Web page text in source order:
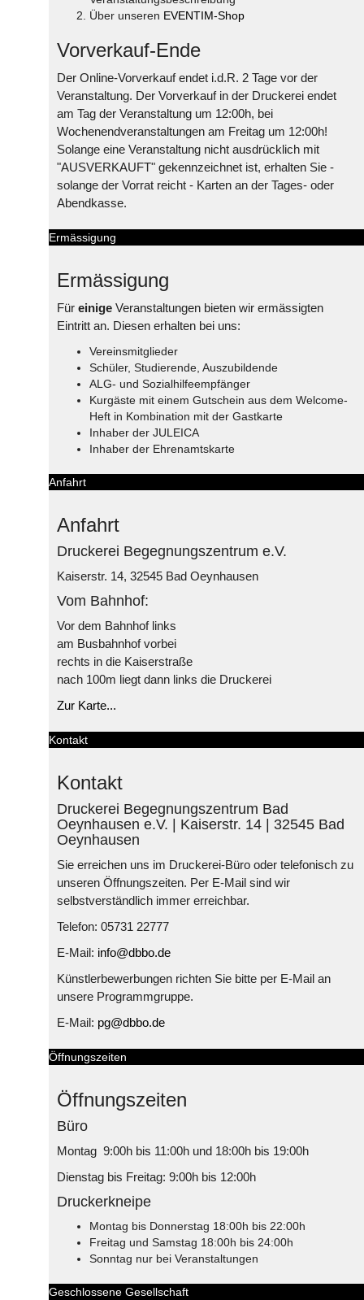
Über unseren EVENTIM-Shop
Vorverkauf-Ende
Der Online-Vorverkauf endet i.d.R. 2 Tage vor der
Veranstaltung. Der Vorverkauf in der Druckerei endet
am Tag der Veranstaltung um 12:00h, bei
Wochenendveranstaltungen am Freitag um 12:00h!
Solange eine Veranstaltung nicht ausdrücklich mit
"AUSVERKAUFT" gekennzeichnet ist, erhalten Sie -
solange der Vorrat reicht - Karten an der Tages- oder
Abendkasse.
Ermässigung
Ermässigung
Für einige Veranstaltungen bieten wir ermässigten
Eintritt an. Diesen erhalten bei uns:
Vereinsmitglieder
Schüler, Studierende, Auszubildende
ALG- und Sozialhilfeempfänger
Kurgäste mit einem Gutschein aus dem Welcome-
Heft in Kombination mit der Gastkarte
Inhaber der JULEICA
Inhaber der Ehrenamtskarte
Anfahrt
Anfahrt
Druckerei Begegnungszentrum e.V.
Kaiserstr. 14, 32545 Bad Oeynhausen
Vom Bahnhof:
Vor dem Bahnhof links
am Busbahnhof vorbei
rechts in die Kaiserstraße
nach 100m liegt dann links die Druckerei
Zur Karte...
Kontakt
Kontakt
Druckerei Begegnungszentrum Bad
Oeynhausen e.V. | Kaiserstr. 14 | 32545 Bad
Oeynhausen
Sie erreichen uns im Druckerei-Büro oder telefonisch zu
unseren Öffnungszeiten. Per E-Mail sind wir
selbstverständlich immer erreichbar.
Telefon: 05731 22777
E-Mail: info@dbbo.de
Künstlerbewerbungen richten Sie bitte per E-Mail an
unsere Programmgruppe.
E-Mail: pg@dbbo.de
Öffnungszeiten
Öffnungszeiten
Büro
Montag 9:00h bis 11:00h und 18:00h bis 19:00h
Dienstag bis Freitag: 9:00h bis 12:00h
Druckerkneipe
Montag bis Donnerstag 18:00h bis 22:00h
Freitag und Samstag 18:00h bis 24:00h
Sonntag nur bei Veranstaltungen
Geschlossene Gesellschaft